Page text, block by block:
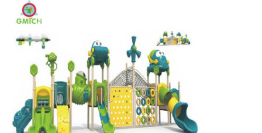
Tham quan nhà máy
Kiểm soát chất lượng